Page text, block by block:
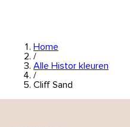
Home
/
Alle Histor kleuren
/
Cliff Sand